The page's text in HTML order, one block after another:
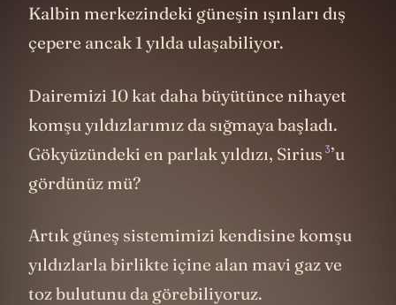
Kalbin merkezindeki güneşin ışınları dış
çepere ancak 1 yılda ulaşabiliyor.
Dairemizi 10 kat daha büyütünce nihayet
komşu yıldızlarımız da sığmaya başladı.
Gökyüzündeki en parlak yıldızı, Sirius 3’u
gördünüz mü?
Artık güneş sistemimizi kendisine komşu
yıldızlarla birlikte içine alan mavi gaz ve
toz bulutunu da görebiliyoruz.